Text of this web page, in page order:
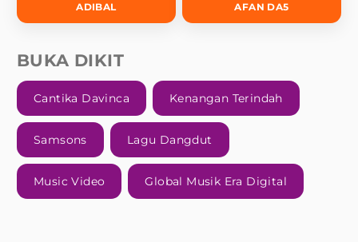
ADIBAL AFAN DA5
BUKA DIKIT
Cantika Davinca Kenangan Terindah
Samsons Lagu Dangdut
Music Video Global Musik Era Digital